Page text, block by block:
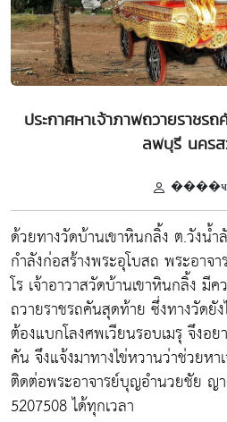
ประกาศหาเจ้าภาพถวายราชร
ลพบุรี นครส
ด้วยทางวัดบ้านเขาหินกลิ้ง ต.วังน้
กำลังก่อสร้างพระอุโบสถ พระอา
โร เจ้าอาวาสวัดบ้านเขาหินกลิ้ง มี
ถวายราชรถคันสุดท้าย ซึ่งทางวัดยั
ต้องแบกโลงศพเวียนรอบเมรุ จึงอย
คัน จึงแจ้งมาทางไข่หวานว่าช่วยห
ติดต่อพระอาจารย์บุญอำนวยชัย ญ
5207508 ได้ทุกเวลา